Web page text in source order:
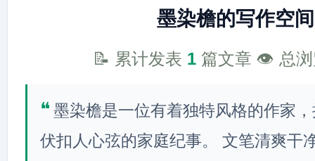
墨染檐的写作空间
📝 累计发表 1篇文章 👁️ 总
❝ 墨染檐是一位有着独特风格的作家
伏扣人心弦的家庭纪事。 文笔清爽干